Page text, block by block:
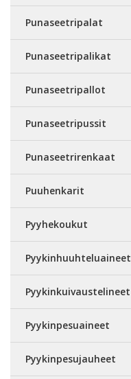
Punaseetripalat
Punaseetripalikat
Punaseetripallot
Punaseetripussit
Punaseetrirenkaat
Puuhenkarit
Pyyhekoukut
Pyykinhuuhteluaineet
Pyykinkuivaustelineet
Pyykinpesuaineet
Pyykinpesujauheet